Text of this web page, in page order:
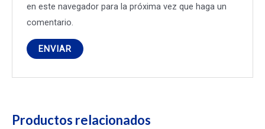
en este navegador para la próxima vez que haga un
comentario.
Productos relacionados